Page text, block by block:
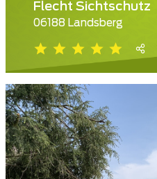
Flecht Sichtschutz
06188 Landsberg